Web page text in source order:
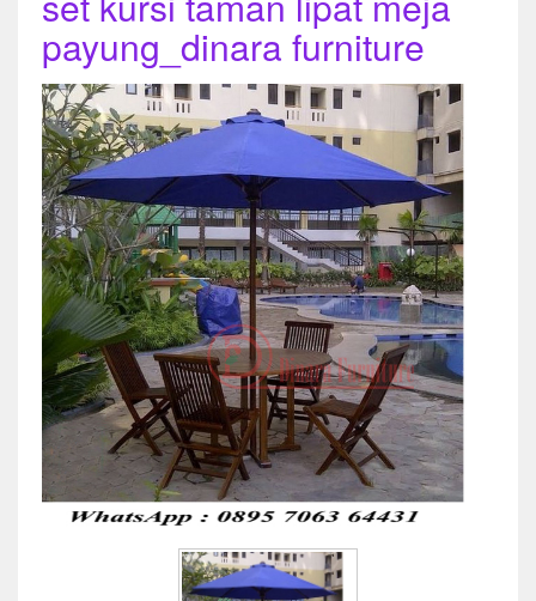
payung_dinara furniture